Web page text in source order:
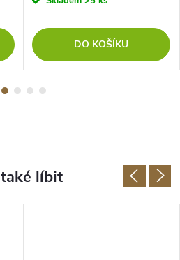
DO KOŠÍKU